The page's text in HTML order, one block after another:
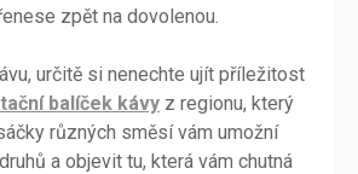
zpět na dovolenou.
určitě si nenechte ujít příležitost
balíček kávy z regionu, který
různých směsí vám umožní
a objevit tu, která vám chutná